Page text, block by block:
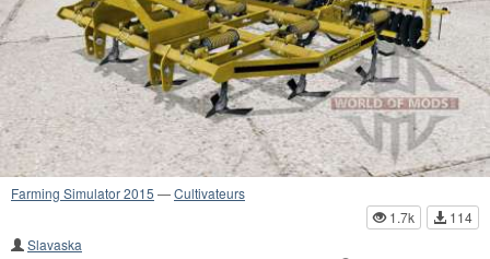
Farming Simulator 2015 —Cultivateurs
1.7k
114
Slavaska